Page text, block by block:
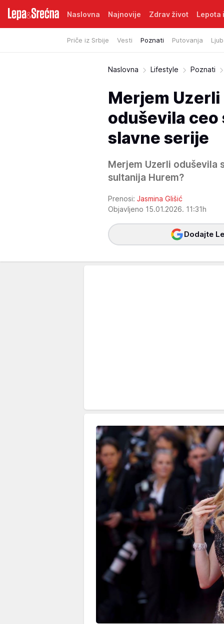
Naslovna Najnovije Zdrav život Lepota
Priče iz Srbije Vesti Poznati Putovanja
Naslovna Lifestyle Poznati
Merjem Uzerli
oduševila
slavne serije
Merjem Uzerli oduševila
sultanija Hurem?
Prenosi: Jasmina Glišić
Objavljeno 15.01.2026. 11:31h
Dodajte